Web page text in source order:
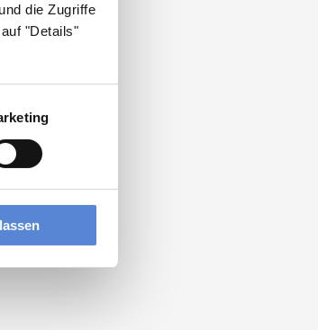
die Zugriffe
"Details"